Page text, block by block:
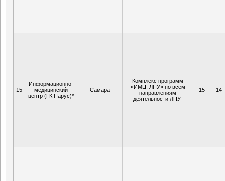
15
Информационно-
медицинский
центр (ГК Парус)*
Самара
Комплекс программ
«ИМЦ: ЛПУ» по всем
направлениям
деятельности ЛПУ
15 14